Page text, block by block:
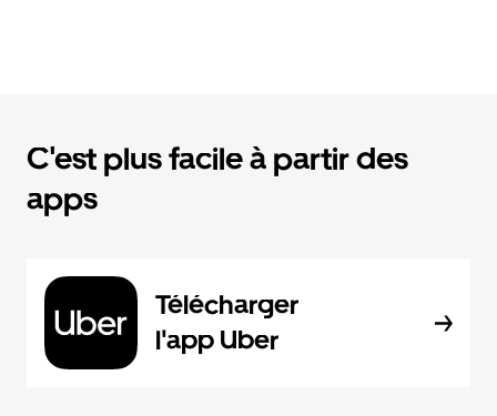
C'est plus facile à partir des
apps
Télécharger
l'app Uber